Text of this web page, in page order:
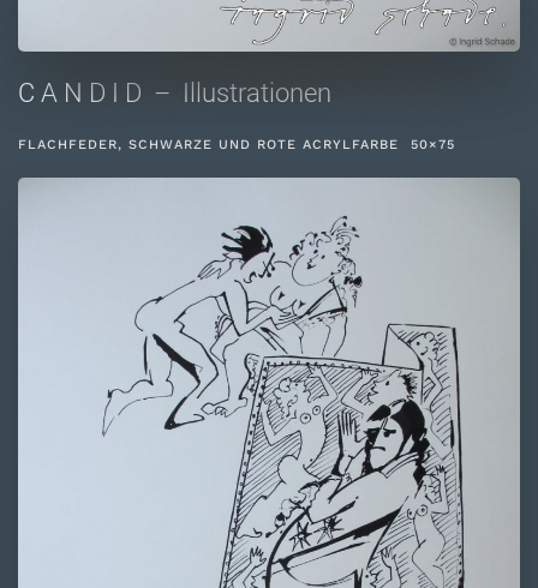
C A N D I D – Illustrationen
FLACHFEDER, SCHWARZE UND ROTE ACRYLFARBE 50×75